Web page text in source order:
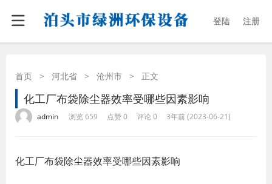
登陆 注册
首页 > 河北省 > 沧州市 > 正文
化工厂布袋除尘器效率受哪些因素影响
admin 浏览 659 点赞 0 评论 0 3年前 (2023-06-21)
化工厂布袋除尘器效率受哪些因素影响